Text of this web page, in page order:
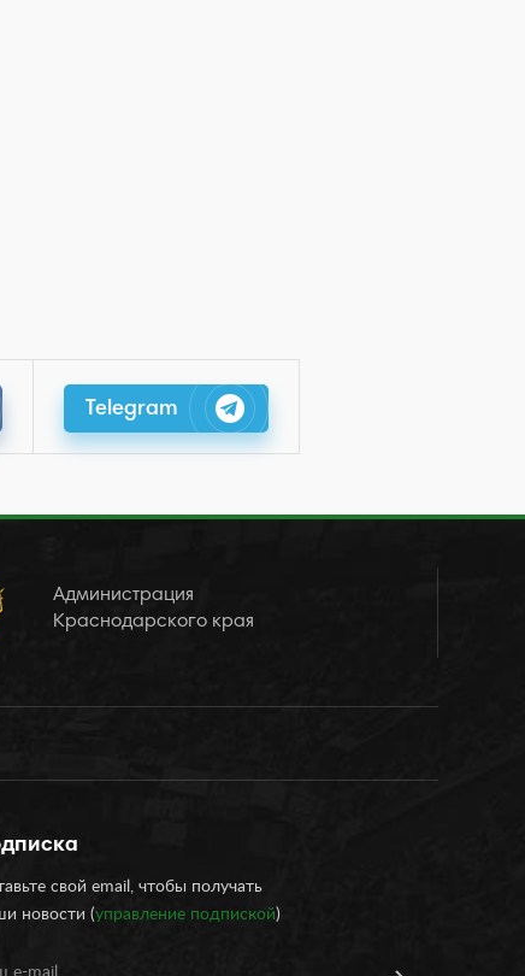
Telegram
Администрация
Краснодарского края
свой email, чтобы получать
новости (управление подпиской)